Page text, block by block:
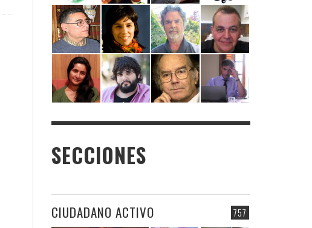
SECCIONES
757
CIUDADANO ACTIVO